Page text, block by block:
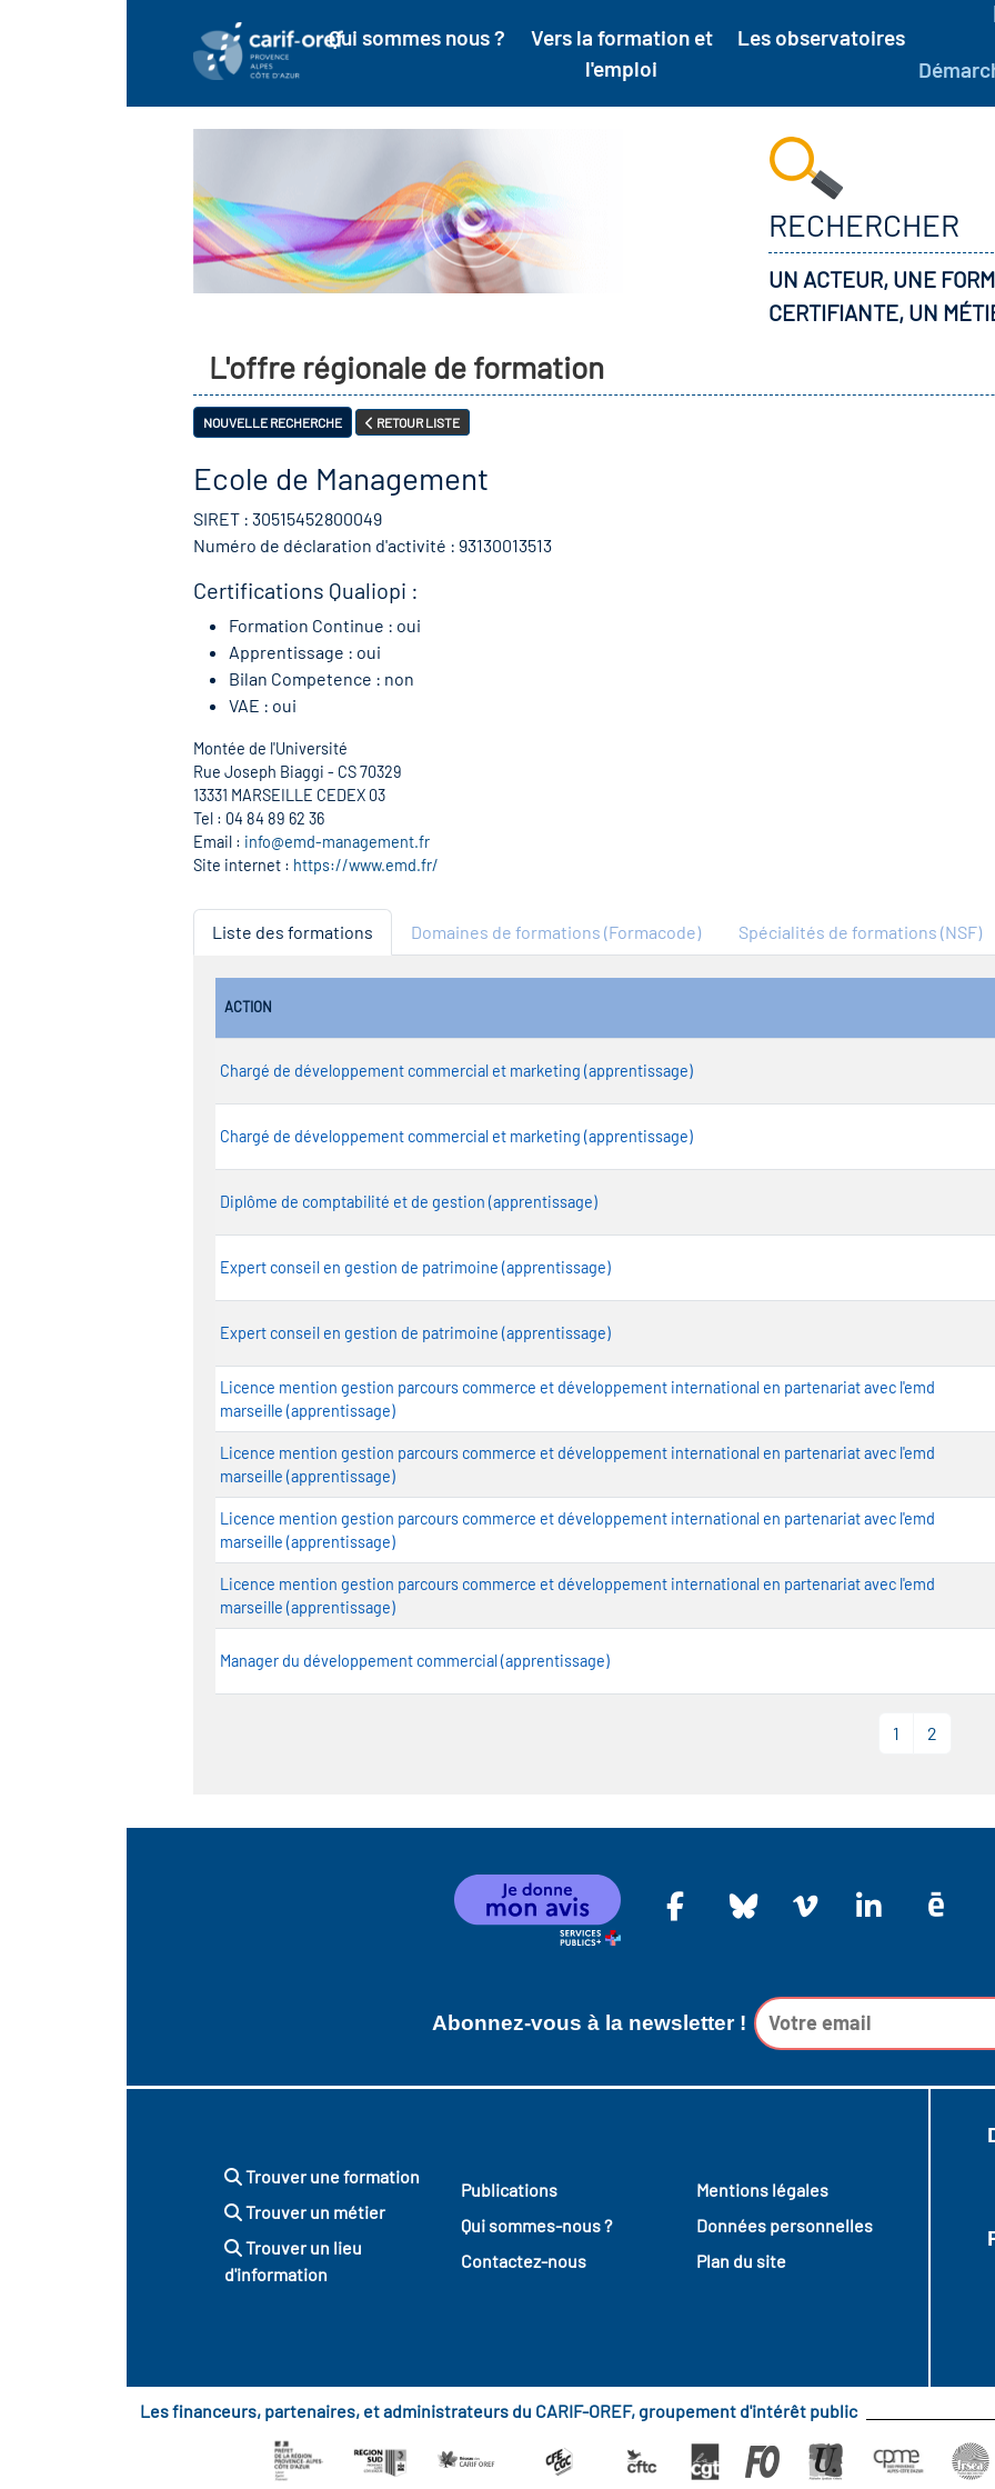
Qui sommes nous ?
Vers la formation et
l'emploi
Les observatoires
RECHERCHER
UN ACTEUR, UNE
CERTIFIANTE, UN
L'offre régionale de formation
NOUVELLE RECHERCHE RETOUR LISTE
Ecole de Management
SIRET : 30515452800049
Numéro de déclaration d'activité : 93130013513
Certifications Qualiopi :
Formation Continue : oui
Apprentissage : oui
Bilan Competence : non
VAE : oui
Montée de l'Université
Rue Joseph Biaggi - CS 70329
13331 MARSEILLE CEDEX 03
Tel : 04 84 89 62 36
Email : info@emd-management.fr
Site internet : https://www.emd.fr/
Liste des formations Domaines de formations (Formacode) Spécialités de formations (NSF)
ACTION
Chargé de développement commercial et marketing (apprentissage)
Chargé de développement commercial et marketing (apprentissage)
Diplôme de comptabilité et de gestion (apprentissage)
Expert conseil en gestion de patrimoine (apprentissage)
Expert conseil en gestion de patrimoine (apprentissage)
Licence mention gestion parcours commerce et développement international en partenariat avec l'emd
marseille (apprentissage)
Licence mention gestion parcours commerce et développement international en partenariat avec l'emd
marseille (apprentissage)
Licence mention gestion parcours commerce et développement international en partenariat avec l'emd
marseille (apprentissage)
Licence mention gestion parcours commerce et développement international en partenariat avec l'emd
marseille (apprentissage)
Manager du développement commercial (apprentissage)
1 2
Abonnez-vous à la newsletter !
Trouver une formation
Trouver un métier
Trouver un lieu
d'information
Publications
Qui sommes-nous ?
Contactez-nous
Mentions légales
Données personnelles
Plan du site
Les financeurs, partenaires, et administrateurs du CARIF-OREF, groupement d'intérêt public